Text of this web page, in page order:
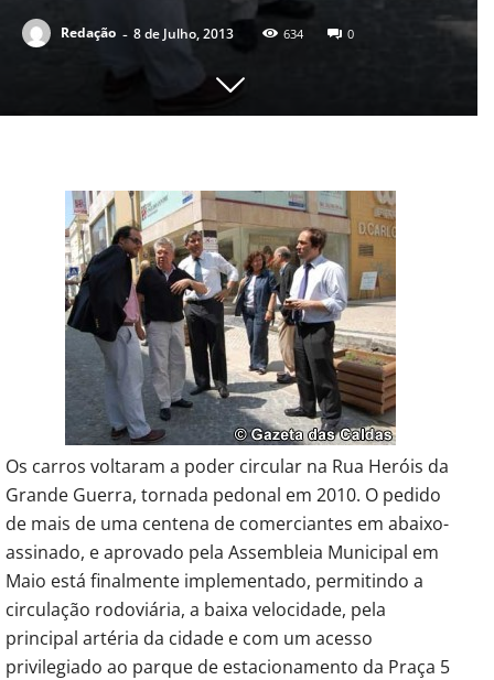
Redação - 8 de Julho, 2013 634 0
Os carros voltaram a poder circular na Rua Heróis da
Grande Guerra, tornada pedonal em 2010. O pedido
de mais de uma centena de comerciantes em abaixo-
assinado, e aprovado pela Assembleia Municipal em
Maio está finalmente implementado, permitindo a
circulação rodoviária, a baixa velocidade, pela
principal artéria da cidade e com um acesso
privilegiado ao parque de estacionamento da Praça 5